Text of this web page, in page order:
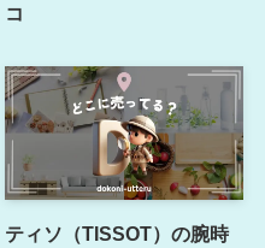
コ
ティソ（TISSOT）の腕時